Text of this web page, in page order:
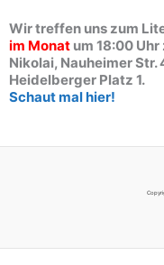
Wir treffen uns zum
im Monat um 18:00
Nikolai, Nauheimer
Heidelberger Platz 1.
Schaut mal hier!